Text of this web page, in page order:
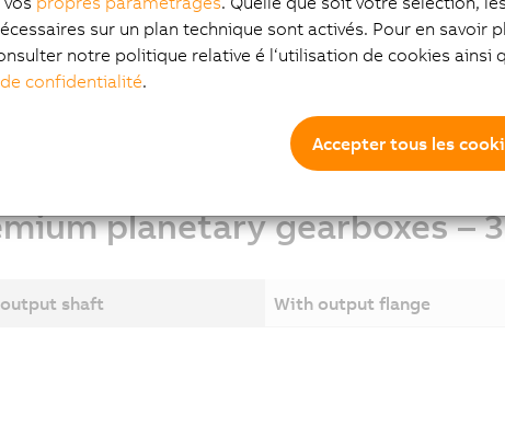
gearboxes.
B&R to supply gearboxes for existing applications
changes to the machine.
planetary gearboxes –
shaft With output flange
sur un plan technique sont activés. Pour en savoir
notre politique relative é l‘utilisation de cookies ainsi
confidentialité.
Accepter tous les